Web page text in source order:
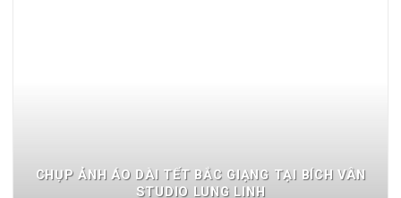
CHỤP ẢNH ÁO DÀI TẾT BẮC GIẠNG TẠI BÍCH VÂN
STUDIO LUNG LINH